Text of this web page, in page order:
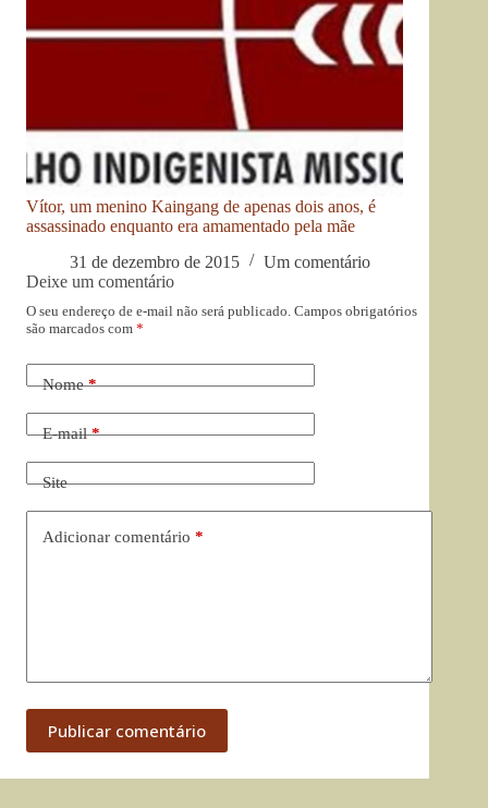
Vítor, um menino Kaingang de apenas dois anos, é
assassinado enquanto era amamentado pela mãe
31 de dezembro de 2015
Um comentário
Deixe um comentário
O seu endereço de e-mail não será publicado. Campos obrigatórios
são marcados com *
Nome*
E-mail*
Site
Adicionar comentário *
Publicar comentário